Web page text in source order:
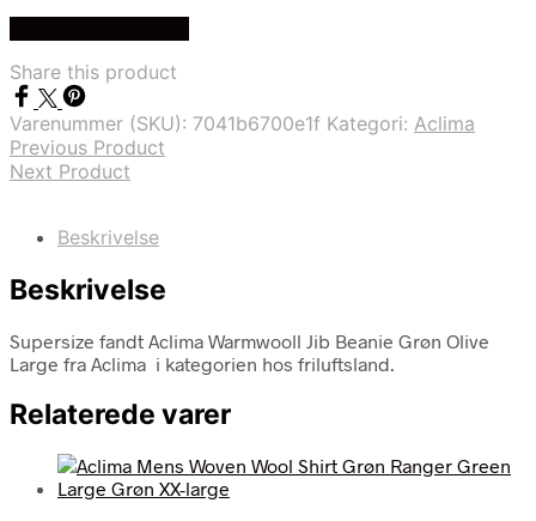
Share this product
Varenummer (SKU): 7041b6700e1f Kategori: Aclima
Previous Product
Next Product
Beskrivelse
Beskrivelse
Supersize fandt Aclima Warmwooll Jib Beanie Grøn Olive
Large fra Aclima i kategorien hos friluftsland.
Relaterede varer